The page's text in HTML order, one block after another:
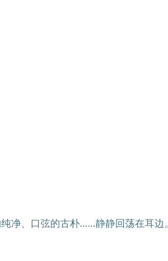
净、口弦的古朴……静静回荡在耳边。